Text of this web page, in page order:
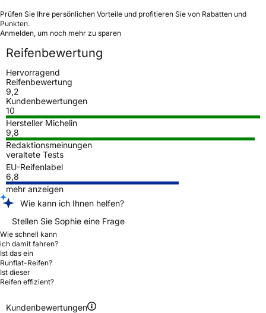
Prüfen Sie Ihre persönlichen Vorteile und profitieren Sie von Rabatten und
Punkten.
Anmelden, um noch mehr zu sparen
Reifenbewertung
Hervorragend
Reifenbewertung
9,2
Kundenbewertungen
10
Hersteller Michelin
9,8
Redaktionsmeinungen
veraltete Tests
EU-Reifenlabel
6,8
mehr anzeigen
Wie kann ich Ihnen helfen?
Stellen Sie Sophie eine Frage
Wie schnell kann
ich damit fahren?
Ist das ein
Runflat-Reifen?
Ist dieser
Reifen effizient?
Kundenbewertungen